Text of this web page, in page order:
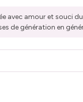
avec amour et souci
de génération en